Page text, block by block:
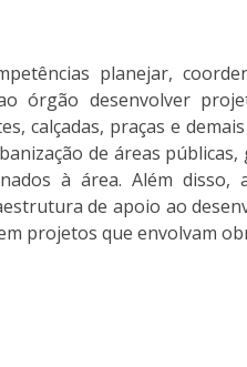
planejar,
órgão desenvolver
calçadas, praças e
de áreas
à área. Além
de apoio ao
projetos que envolvam